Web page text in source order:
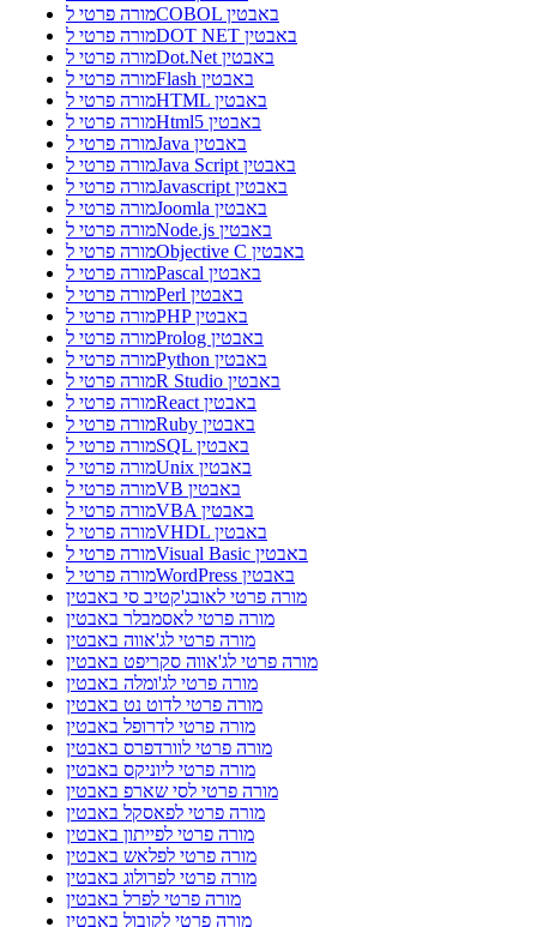
מורה פרטי לCOBOL באבטין
מורה פרטי לDOT NET באבטין
מורה פרטי לDot.Net באבטין
מורה פרטי לFlash באבטין
מורה פרטי לHTML באבטין
מורה פרטי לHtml5 באבטין
מורה פרטי לJava באבטין
מורה פרטי לJava Script באבטין
מורה פרטי לJavascript באבטין
מורה פרטי לJoomla באבטין
מורה פרטי לNode.js באבטין
מורה פרטי לObjective C באבטין
מורה פרטי לPascal באבטין
מורה פרטי לPerl באבטין
מורה פרטי לPHP באבטין
מורה פרטי לProlog באבטין
מורה פרטי לPython באבטין
מורה פרטי לR Studio באבטין
מורה פרטי לReact באבטין
מורה פרטי לRuby באבטין
מורה פרטי לSQL באבטין
מורה פרטי לUnix באבטין
מורה פרטי לVB באבטין
מורה פרטי לVBA באבטין
מורה פרטי לVHDL באבטין
מורה פרטי לVisual Basic באבטין
מורה פרטי לWordPress באבטין
מורה פרטי לאובג'קטיב סי באבטין
מורה פרטי לאסמבלר באבטין
מורה פרטי לג'אווה באבטין
מורה פרטי לג'אווה סקריפט באבטין
מורה פרטי לג'ומלה באבטין
מורה פרטי לדוט נט באבטין
מורה פרטי לדרופל באבטין
מורה פרטי לוורדפרס באבטין
מורה פרטי ליוניקס באבטין
מורה פרטי לסי שארפ באבטין
מורה פרטי לפאסקל באבטין
מורה פרטי לפייתון באבטין
מורה פרטי לפלאש באבטין
מורה פרטי לפרולוג באבטין
מורה פרטי לפרל באבטין
מורה פרטי לקובול באבטין